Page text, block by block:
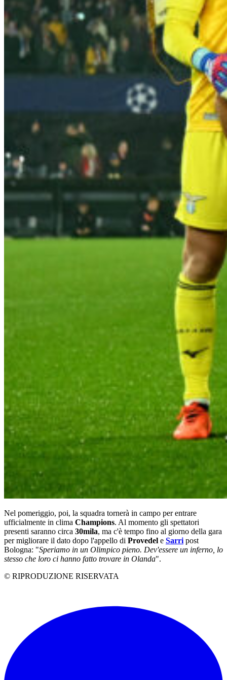
Nel pomeriggio, poi, la squadra tornerà in campo per entrare
ufficialmente in clima Champions. Al momento gli spettatori
presenti saranno circa 30mila, ma c'è tempo fino al giorno della gara
per migliorare il dato dopo l'appello di Provedel e Sarri post
Bologna: "Speriamo in un Olimpico pieno. Dev'essere un inferno, lo
stesso che loro ci hanno fatto trovare in Olanda".
© RIPRODUZIONE RISERVATA